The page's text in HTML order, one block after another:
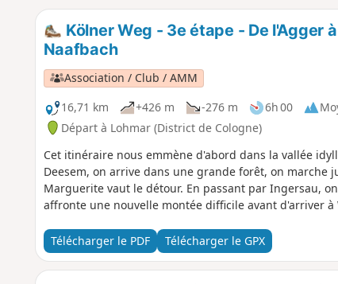
Kölner Weg - 3e étape - De l'Agger
Naafbach
Association / Club / AMM
16,71 km
+426 m -276 m 6h 00
Départ à Lohmar (District de Cologne)
Cet itinéraire nous emmène d'abord dans la vallée
Deesem, on arrive dans une grande forêt, on marche
Marguerite vaut le détour. En passant par Ingersau,
affronte une nouvelle montée difficile avant d'arriver à
Télécharger le PDF Télécharger le GPX